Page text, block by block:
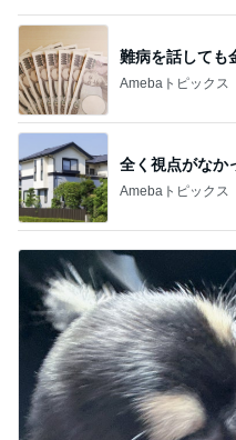
小柳ルミ子 愛犬の1日の里帰り
Amebaトピックス 1日前
記